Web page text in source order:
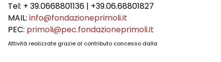
Tel: + 39.0668801136 | +39.06.68801827
MAIL: info@fondazioneprimoli.it
PEC: primoli@pec.fondazioneprimoli.it
Attività realizzate grazie al contributo concesso dalla